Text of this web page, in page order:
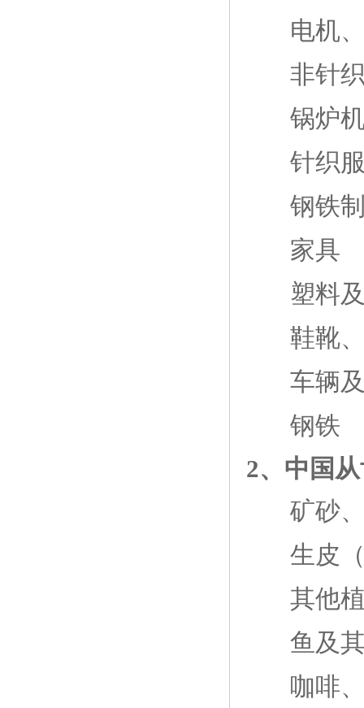
电机
非针
锅炉
针织
钢铁
家具
塑料
鞋靴
车辆
钢铁
2、中国
矿砂
生皮
其他
鱼及
咖啡